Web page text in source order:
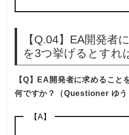
【Q.04】EA開発者
を3つ挙げるとすれ
【Q】EA開発者に求めること
何ですか？（Questioner ゆう
【A】